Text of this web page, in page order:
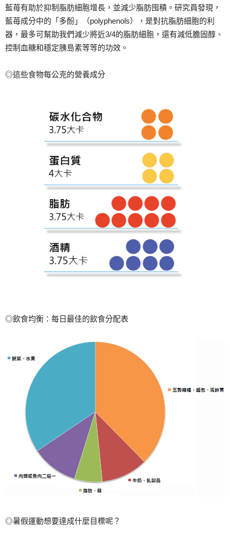
藍苺有助於抑制脂肪細胞增長，並減少脂肪囤積。研究員發現，
藍苺成分中的「多酚」（polyphenols），是對抗脂肪細胞的利
器，最多可幫助我們減少將近3/4的脂肪細胞，還有減低膽固醇、
控制血糖和穩定胰島素等等的功效。
◎這些食物每公克的營養成分
◎飲食均衡：每日最佳的飲食分配表
◎暑假運動想要達成什麼目標呢？